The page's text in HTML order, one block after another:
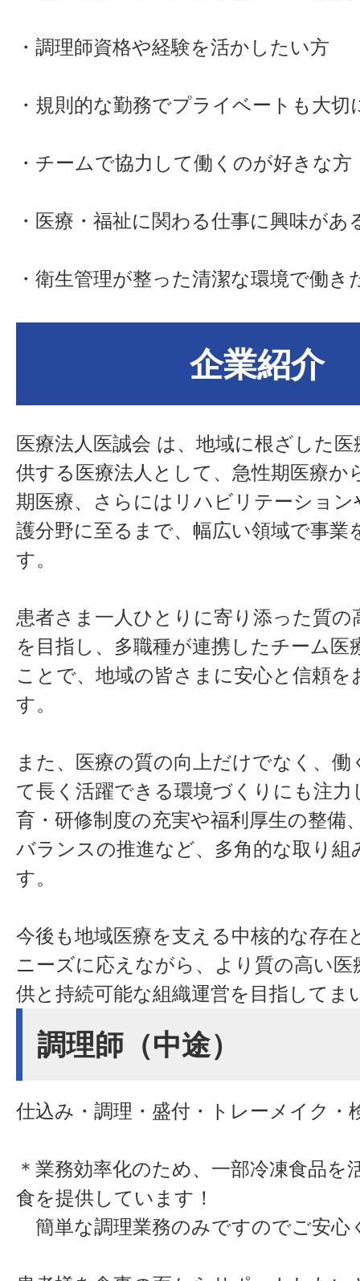
・調理師資格や経験を活かしたい方
・規則的な勤務でプライベートも大切
・チームで協力して働くのが好きな方
・医療・福祉に関わる仕事に興味があ
・衛生管理が整った清潔な環境で働き
企業紹介
医療法人医誠会 は、地域に根ざした
供する医療法人として、急性期医療か
期医療、さらにはリハビリテーション
護分野に至るまで、幅広い領域で事業
す。
患者さま一人ひとりに寄り添った質の
を目指し、多職種が連携したチーム医
ことで、地域の皆さまに安心と信頼
す。
また、医療の質の向上だけでなく、働
て長く活躍できる環境づくりにも注力
育・研修制度の充実や福利厚生の整備
バランスの推進など、多角的な取り組
す。
今後も地域医療を支える中核的な存在
ニーズに応えながら、より質の高い
供と持続可能な組織運営を目指してま
調理師（中途）
仕込み・調理・盛付・トレーメイク・
＊業務効率化のため、一部冷凍食品を
食を提供しています！
簡単な調理業務のみですのでご安